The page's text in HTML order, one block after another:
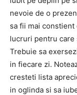
nevoie de o
sa fii mai constient
lucruri pentru care
Trebuie sa
in fiecare zi.
cresteti lista
in oglinda si sa